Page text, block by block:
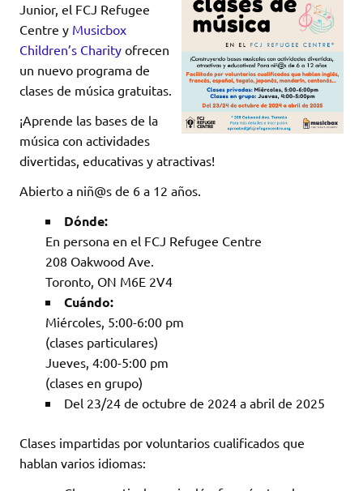
Junior, el FCJ Refugee
Centre y Musicbox
Children’s Charity ofrecen
un nuevo programa de
clases de música gratuitas.
¡Aprende las bases de la
música con actividades
divertidas, educativas y atractivas!
Abierto a niñ@s de 6 a 12 años.
Dónde:
En persona en el FCJ Refugee Centre
208 Oakwood Ave.
Toronto, ON M6E 2V4
Cuándo:
Miércoles, 5:00-6:00 pm
(clases particulares)
Jueves, 4:00-5:00 pm
(clases en grupo)
Del 23/24 de octubre de 2024 a abril de 2025
Clases impartidas por voluntarios cualificados que
hablan varios idiomas: